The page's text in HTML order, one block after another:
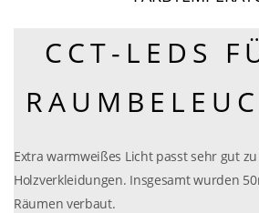
CCT-LEDS
Extra warmweißes Licht passt sehr gut
Holzverkleidungen. Insgesamt wurden
Räumen verbaut.